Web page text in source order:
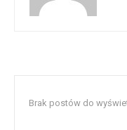
Brak postów do